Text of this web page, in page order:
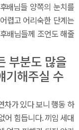
배님들 양쪽의 눈치를
렵고 어리숙한 단계는
배님들께 조언도 해줄
부분도 많을
기해주실 수
차가 있다 보니 행동 하
어 힘듭니다. 끼임 세대